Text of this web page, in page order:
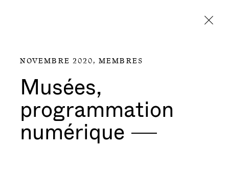
NOVEMBRE 2020, MEMBRES
Musées,
programmation
numérique